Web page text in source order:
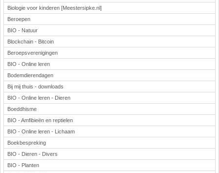
Biologie voor kinderen [Meestersipke.nl]
Beroepen
BIO - Natuur
Blockchain - Bitcoin
Beroepsverenigingen
BIO - Online leren
Bodemdierendagen
Bij mij thuis - downloads
BIO - Online leren - Dieren
Boeddhisme
BIO - Amfibieën en reptielen
BIO - Online leren - Lichaam
Boekbespreking
BIO - Dieren - Divers
BIO - Planten